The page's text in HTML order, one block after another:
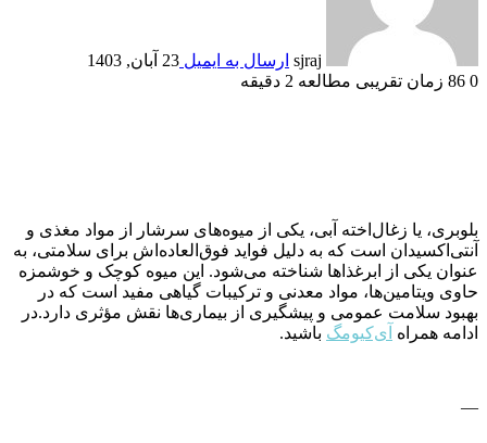
sjraj ارسال به ایمیل 23 آبان, 1403
0
زمان تقریبی مطالعه 2 دقیقه
بلوبری، یا زغال‌اخته آبی، یکی از میوه‌های سرشار از مواد مغذی و
آنتی‌اکسیدان است که به دلیل فواید فوق‌العاده‌اش برای سلامتی، به
عنوان یکی از ابرغذاها شناخته می‌شود. این میوه کوچک و خوشمزه
حاوی ویتامین‌ها، مواد معدنی و ترکیبات گیاهی مفید است که در
بهبود سلامت عمومی و پیشگیری از بیماری‌ها نقش مؤثری دارد.در
ادامه همراه آی‌کیو‌مگ باشید.
—